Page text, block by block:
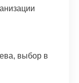
выбор в